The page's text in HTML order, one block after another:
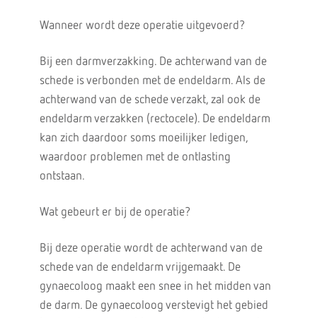
Wanneer wordt deze operatie uitgevoerd?
Bij een darmverzakking. De achterwand van de
schede is verbonden met de endeldarm. Als de
achterwand van de schede verzakt, zal ook de
endeldarm verzakken (rectocele). De endeldarm
kan zich daardoor soms moeilijker ledigen,
waardoor problemen met de ontlasting
ontstaan.
Wat gebeurt er bij de operatie?
Bij deze operatie wordt de achterwand van de
schede van de endeldarm vrijgemaakt. De
gynaecoloog maakt een snee in het midden van
de darm. De gynaecoloog verstevigt het gebied